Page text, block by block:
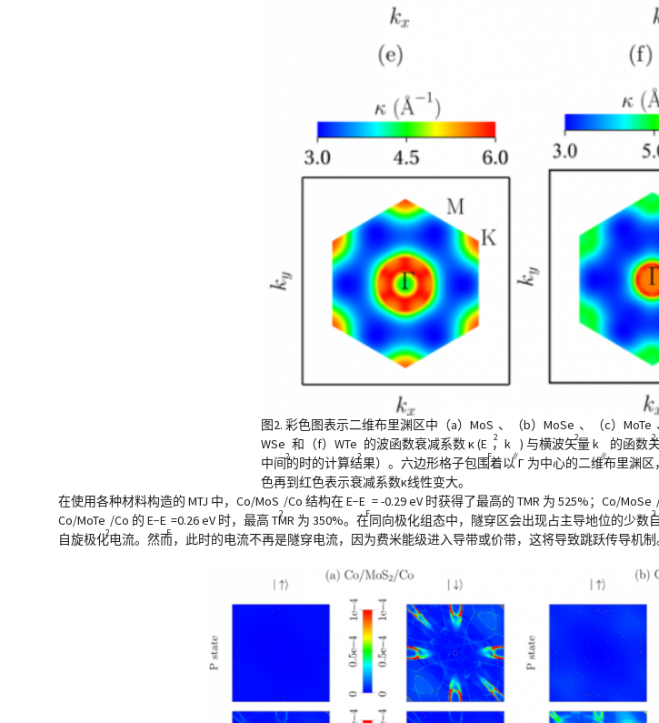
图2. 彩色图表示二维布里渊区中（a）MoS
2
、（b）MoSe
2
、（c）MoTe
2
WSe
2
和（f）WTe
2
的波函数衰减系数 κ (E
F
，k
∥
) 与横波矢量 k
∥
的函数
中间的时的计算结果）。六边形格子包围着以 Γ 为中心的二维布里渊
色再到红色表示衰减系数κ线性变大。
在使用各种材料构造的 MTJ 中，Co/MoS
2
/Co 结构在 E−E
F
= -0.29 eV 时获得了最高的 TMR 为 525%；Co/MoSe
2
Co/MoTe
2
/Co 的 E−E
F
=0.26 eV 时，最高 TMR 为 350%。在同向极化组态中，隧穿区会出现占主导地位的少
自旋极化电流。然而，此时的电流不再是隧穿电流，因为费米能级进入导带或价带，这将导致跳跃传导机制